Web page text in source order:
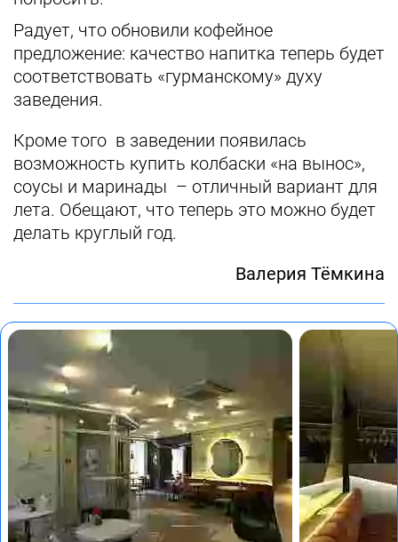
Радует, что обновили кофейное
предложение: качество напитка теперь будет
соответствовать «гурманскому» духу
заведения.
Кроме того в заведении появилась
возможность купить колбаски «на вынос»,
соусы и маринады – отличный вариант для
лета. Обещают, что теперь это можно будет
делать круглый год.
Валерия Тёмкина